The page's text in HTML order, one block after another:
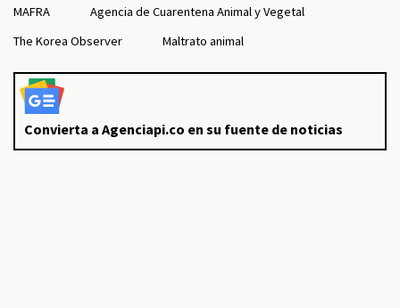
MAFRA
Agencia de Cuarentena Animal y Vegetal
The Korea Observer
Maltrato animal
Convierta a Agenciapi.co en su fuente de noticias